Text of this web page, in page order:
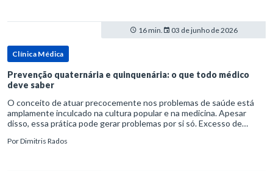
16 min. 03 de junho de 2026
Clínica Médica
Prevenção quaternária e quinquenária: o que todo médico
deve saber
O conceito de atuar precocemente nos problemas de saúde está
amplamente inculcado na cultura popular e na medicina. Apesar
disso, essa prática pode gerar problemas por si só. Excesso de
PorDimitris Rados